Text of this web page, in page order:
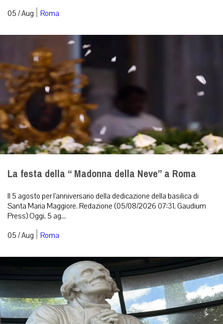
05 / Aug | Roma
La festa della “ Madonna della Neve” a Roma
Il 5 agosto per l’anniversario della dedicazione della basilica di
Santa Maria Maggiore. Redazione (05/08/2026 07:31, Gaudium
Press) Oggi, 5 ag...
05 / Aug | Roma